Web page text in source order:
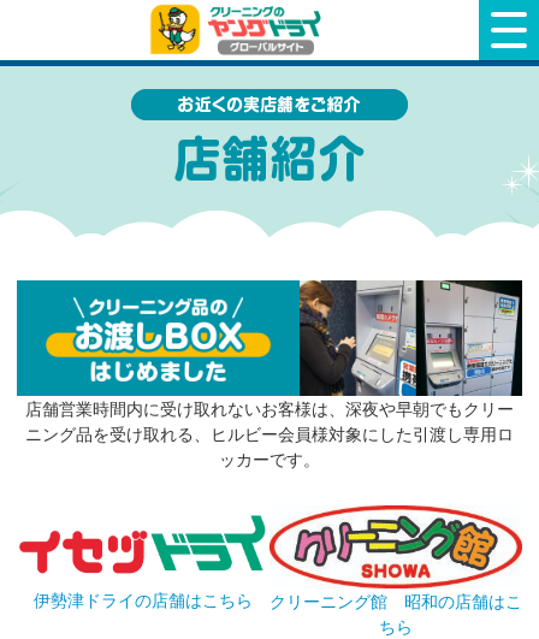
クリーニングのヤングドライ
店舗営業時間内に受け取れないお客様は、深夜や早朝でもクリー
ニング品を受け取れる、ヒルビー会員様対象にした引渡し専用ロ
ッカーです。
伊勢津ドライの店舗はこちら
クリーニング館 昭和の店舗はこ
ちら